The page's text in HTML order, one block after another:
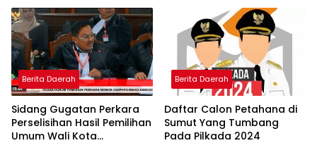
Berita Daerah
Sidang Gugatan Perkara
Perselisihan Hasil Pemilihan
Umum Wali Kota
Berita Daerah
Daftar Calon Petahana di
Sumut Yang Tumbang
Pada Pilkada 2024